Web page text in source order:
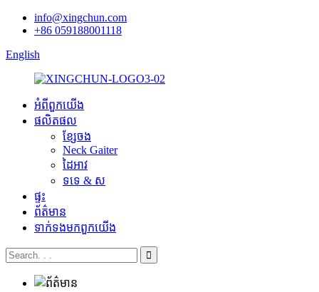
info@xingchun.com
+86 059188001118
English
អំពី​ពួក​យើង
ផលិតផល
ខ្សែចង
Neck Gaiter
ដៃអាវ
ទទេ & ស
ផ្ទះ
ព័ត៌មាន
ទាក់ទង​មក​ពួក​យើង